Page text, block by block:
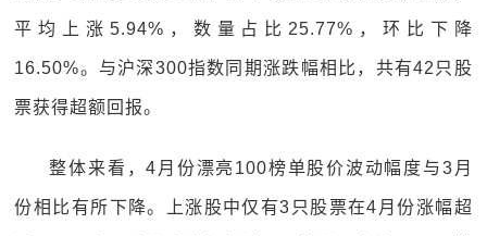
平均上涨5.94%，数量占比25.77%，环比下降
16.50%。与沪深300指数同期涨跌幅相比，共有42只股
票获得超额回报。
整体来看，4月份漂亮100榜单股价波动幅度与3月
份相比有所下降。上涨股中仅有3只股票在4月份涨幅超